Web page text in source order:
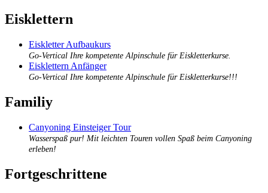
Eisklettern
Eiskletter Aufbaukurs
Go-Vertical Ihre kompetente Alpinschule für Eiskletterkurse.
Eisklettern Anfänger
Go-Vertical Ihre kompetente Alpinschule für Eiskletterkurse!!!
Familiy
Canyoning Einsteiger Tour
Wasserspaß pur! Mit leichten Touren vollen Spaß beim Canyoning
erleben!
Fortgeschrittene